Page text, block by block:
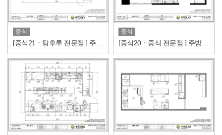
중식 중식
[중식20ㆍ중식 전문점 ] 주방도면/주방설비내역